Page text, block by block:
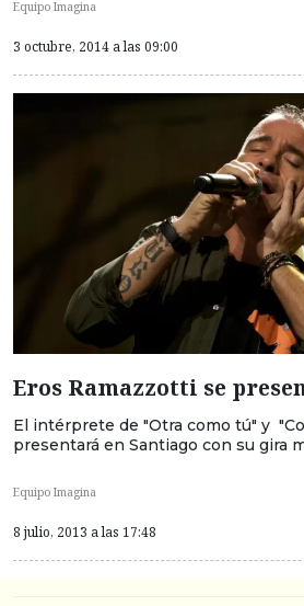
Equipo Imagina
3 octubre, 2014 a las 09:00
Eros Ramazzotti se
El intérprete de "Otra como tú" y
presentará en Santiago con su gira
Equipo Imagina
8 julio, 2013 a las 17:48